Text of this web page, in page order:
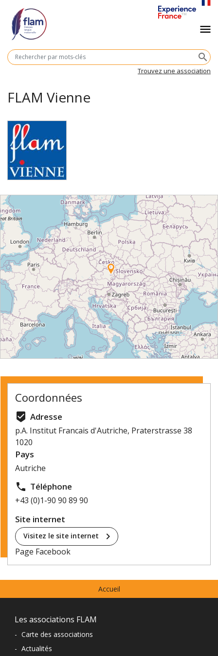
contenu
principal
Navigation
principalesearch
Trouvez une association
menu
FLAM Vienne
©OpenStreetMapcontributors.
Coordonnées
beenhere Adresse
p.A. Institut Francais d'Autriche, Praterstrasse 38
1020
Pays
Autriche
local_phone Téléphone
+43 (0)1-90 90 89 90
Site internet
Visitez le site internet chevron_right
Page Facebook
Accueil
Navigation
du
Les associations FLAM
- Carte des associations
- Actualités